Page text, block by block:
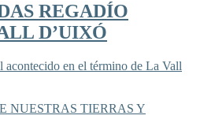
REGADÍO
D’UIXÓ
acontecido en el término de La Vall